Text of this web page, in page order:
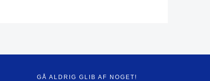
GÅ ALDRIG GLIB AF NOGET!